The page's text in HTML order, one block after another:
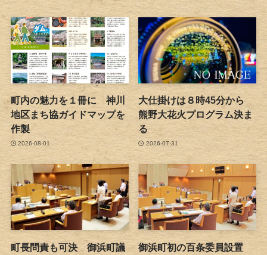
町内の魅力を１冊に 神川
地区まち協ガイドマップを
作製
2026-08-01
大仕掛けは８時45分から
熊野大花火プログラム決ま
る
2026-07-31
町長問責も可決 御浜町議
御浜町初の百条委員設置